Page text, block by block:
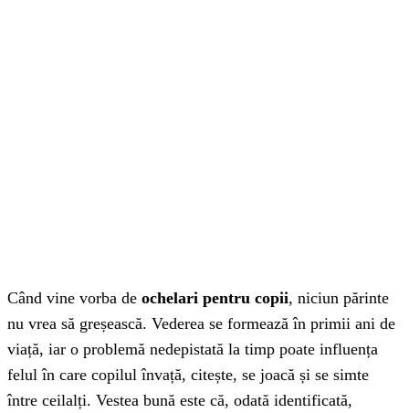
Când vine vorba de ochelari pentru copii, niciun părinte
nu vrea să greșească. Vederea se formează în primii ani de
viață, iar o problemă nedepistată la timp poate influența
felul în care copilul învață, citește, se joacă și se simte
între ceilalți. Vestea bună este că, odată identificată,